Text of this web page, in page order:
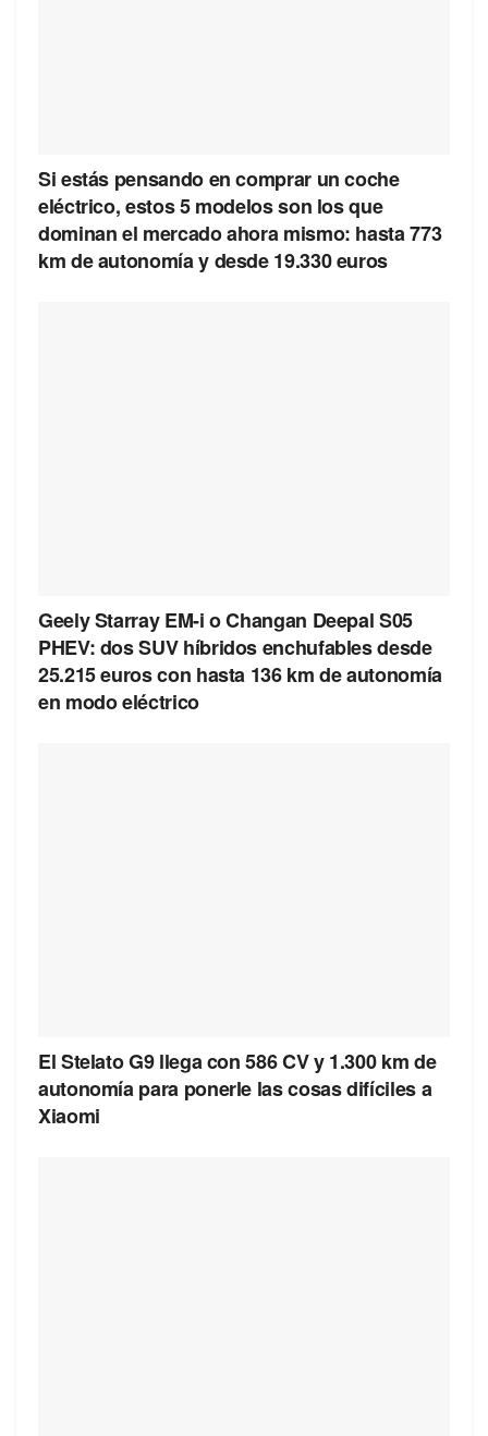
Si estás pensando en comprar un coche
eléctrico, estos 5 modelos son los que
dominan el mercado ahora mismo: hasta 773
km de autonomía y desde 19.330 euros
Geely Starray EM-i o Changan Deepal S05
PHEV: dos SUV híbridos enchufables desde
25.215 euros con hasta 136 km de autonomía
en modo eléctrico
El Stelato G9 llega con 586 CV y 1.300 km de
autonomía para ponerle las cosas difíciles a
Xiaomi